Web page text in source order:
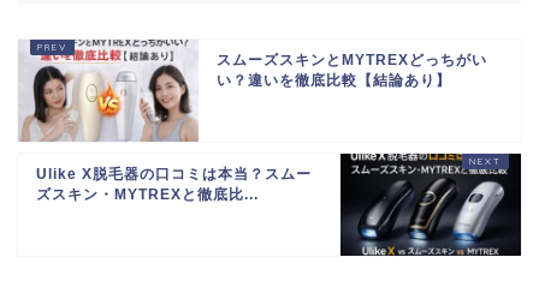
スムーズスキンとMYTREXどっちがい
い？違いを徹底比較【結論あり】
Ulike X脱毛器の口コミは本当？スムー
ズスキン・MYTREXと徹底比...